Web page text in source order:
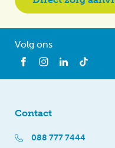
Volg ons
Contact
088 777 7444